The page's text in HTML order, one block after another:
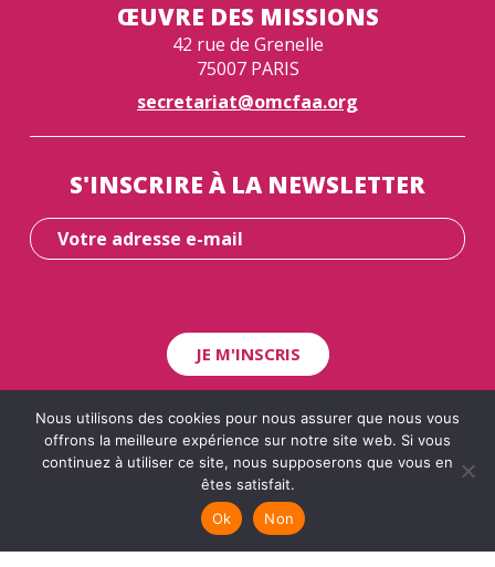
S'INSCRIRE À LA NEWSLETTER
SUIVEZ NOUS
ŒUVRE DES MISSIONS
42 rue de Grenelle
75007 PARIS
secretariat@omcfaa.org
Nous utilisons des cookies pour nous assurer que nous vous
offrons la meilleure expérience sur notre site web. Si vous
continuez à utiliser ce site, nous supposerons que vous en
êtes satisfait.
Ok
Non